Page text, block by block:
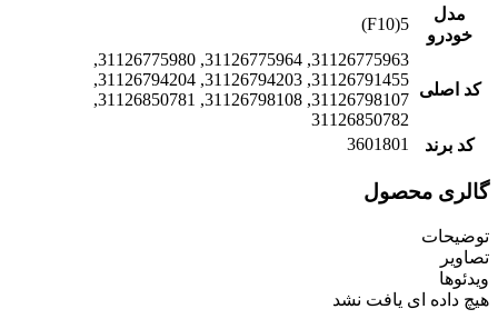
مدل
خودرو
5(F10)
کد اصلی
31126775963, 31126775964, 31126775980,
31126791455, 31126794203, 31126794204,
31126798107, 31126798108, 31126850781,
31126850782
کد برند
3601801
گالری محصول
توضیحات
تصاویر
ویدئوها
هیچ داده ای یافت نشد